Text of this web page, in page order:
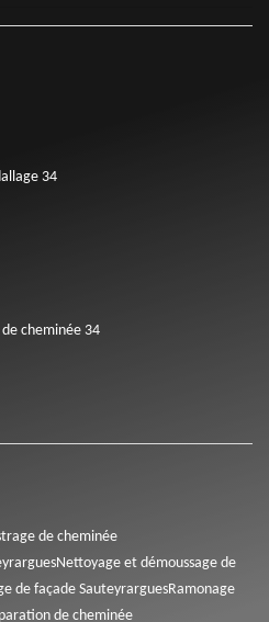
34
cheminée 34
de cheminée
Nettoyage et démoussage de
de façade SauteyrarguesRamonage
de cheminée